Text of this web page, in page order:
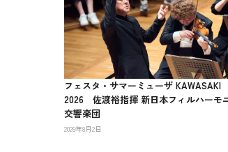
フェスタ・サマーミューザ KAWASAKI
2026 佐渡裕指揮 新日本フィルハーモ
交響楽団
2026年8月2日